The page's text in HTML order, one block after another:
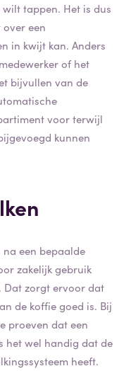
tappen. Het is dus
een
in kwijt kan. Anders
of het
bijvullen van de
voor terwijl
kunnen
een bepaalde
zakelijk gebruik
Dat zorgt ervoor dat
de koffie goed is. Bij
proeven dat een
het wel handig dat de
heeft.